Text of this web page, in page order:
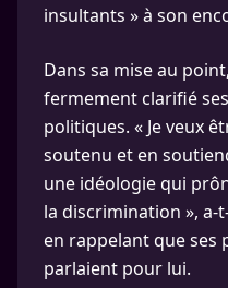
insultants » à son
Dans sa mise au
fermement clarifié
politiques. « Je veux
soutenu et en
une idéologie qui
la discrimination »,
en rappelant que ses
parlaient pour lui.